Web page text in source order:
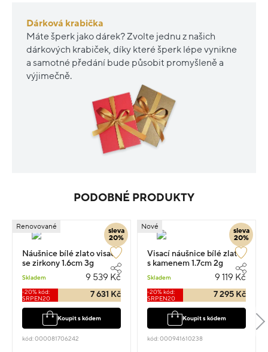
Dárková krabička
Máte šperk jako dárek? Zvolte jednu z našich
dárkových krabiček, díky které šperk lépe vynikne
a samotné předání bude působit promyšleně a
výjimečně.
PODOBNÉ PRODUKTY
sleva
20%
Renovované
Náušnice bílé zlato visací
se zirkony 1.6cm 3g
Skladem 9 539 Kč
-20% kód:
SRPEN20
7 631 Kč
Koupit s kódem
kód: 000081706242
sleva
20%
Nové
Visací náušnice bílé zlato
s kamenem 1.7cm 2g
Skladem 9 119 Kč
-20% kód:
SRPEN20
7 295 Kč
Koupit s kódem
kód: 000941610238